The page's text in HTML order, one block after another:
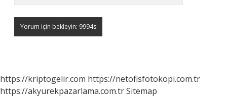
https://kriptogelir.com https://netofisfotokopi.com.tr
https://akyurekpazarlama.com.trSitemap